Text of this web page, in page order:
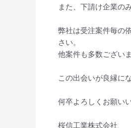
また、下請け企業の
弊社は受注案件毎の
さい。
他案件も多数ござい
この出会いが良縁に
何卒よろしくお願い
桜信工業株式会社